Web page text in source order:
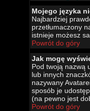
Mojego języka
Najbardziej
przetłumaczony
istnieje możesz
Powrót do góry
Jak mogę
Pod twoją nazwą
lub innych
nazywany
sposób je
(na pewno jest
Powrót do góry